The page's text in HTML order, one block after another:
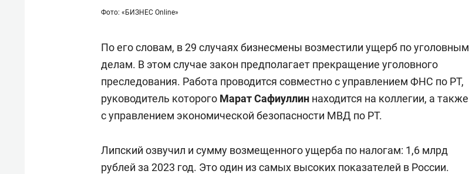
Фото: «БИЗНЕС Online»
По его словам, в 29 случаях бизнесмены возместили ущерб по уголовным
делам. В этом случае закон предполагает прекращение уголовного
преследования. Работа проводится совместно с управлением ФНС по РТ,
руководитель которого Марат Сафиуллин находится на коллегии, а также
с управлением экономической безопасности МВД по РТ.
Липский озвучил и сумму возмещенного ущерба по налогам: 1,6 млрд
рублей за 2023 год. Это один из самых высоких показателей в России.